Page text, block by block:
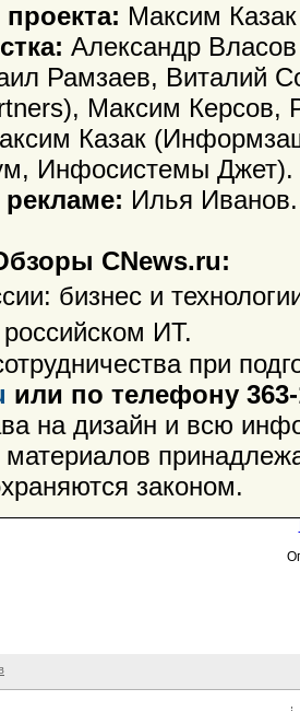
Максим Казак
Александр Власов
Рамзаев, Виталий
Максим Керсов,
Казак
Инфосистемы Джет).
Илья Иванов.
CNews.ru:
бизнес и
ИТ.
при
или по телефону
на дизайн и всю
законом.